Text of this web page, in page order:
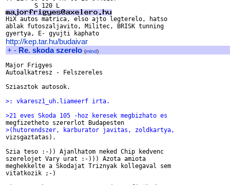
ablak futoszaljavito, Militec, BRISK tunning
http://kep.tar.hu/budaivar
+ - Re. skoda szerelo (mind)
Major Frigyes
Autoalkatresz - Felszereles
Sziasztok autosok.
>: vkaresz1_uh.liameerf irta.
>21 eves Skoda 105 -hoz keresek megbizhato es
>(hutorendszer, karburator javitas, zoldkartya,
vizsgaztatas).
Szia teso :-)) Ajanlhatom neked Chip kedvenc
szerelojet Vary urat :-))) Azota amiota
meghekkelte a Skodajat Triznyak kollegaval sem
vitatkozik ;-)